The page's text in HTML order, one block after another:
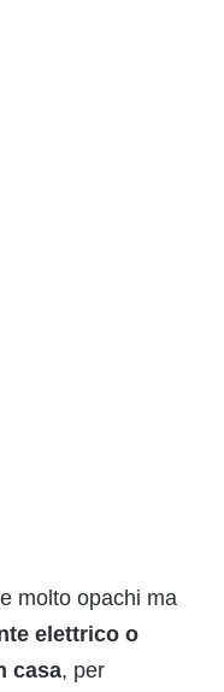
molto opachi ma
elettrico o
casa, per